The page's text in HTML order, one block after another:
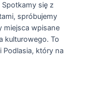
Spotkamy się z
spróbujemy
miejsca wpisane
kulturowego. To
Podlasia, który na